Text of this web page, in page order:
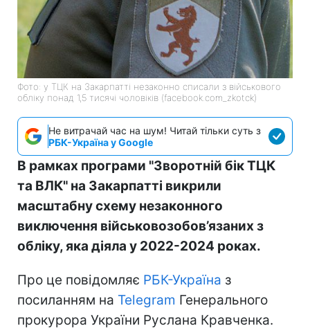
Фото: у ТЦК на Закарпатті незаконно списали з військового
обліку понад 1,5 тисячі чоловіків (facebook.com_zkotck)
Не витрачай час на шум! Читай тільки суть з
РБК-Україна у Google
В рамках програми "Зворотній бік ТЦК
та ВЛК" на Закарпатті викрили
масштабну схему незаконного
виключення військовозобов’язаних з
обліку, яка діяла у 2022-2024 роках.
Про це повідомляє РБК-Україна з
посиланням на Telegram Генерального
прокурора України Руслана Кравченка.